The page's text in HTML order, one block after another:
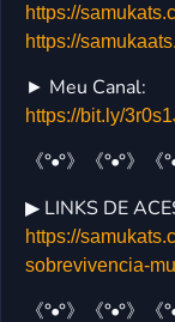
https://
https://
► Meu Canal:
https://bit.ly/
《°•°》《°•°》《
▶ LINKS DE
https://
sobrevivencia-
《°•°》《°•°》《